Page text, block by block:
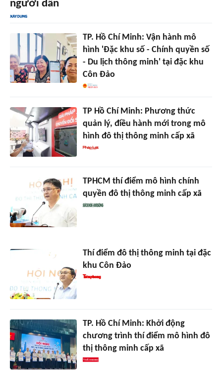
người dân
TP. Hồ Chí Minh: Vận hành mô
hình 'Đặc khu số - Chính quyền số
- Du lịch thông minh' tại đặc khu
Côn Đảo
TP Hồ Chí Minh: Phương thức
quản lý, điều hành mới trong mô
hình đô thị thông minh cấp xã
TPHCM thí điểm mô hình chính
quyền đô thị thông minh cấp xã
Thí điểm đô thị thông minh tại đặc
khu Côn Đảo
TP. Hồ Chí Minh: Khởi động
chương trình thí điểm mô hình đô
thị thông minh cấp xã